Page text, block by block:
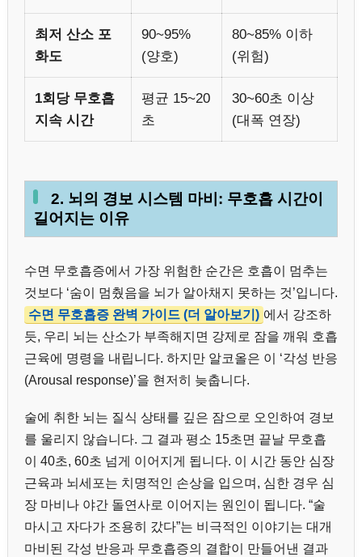
최저 산소 포
화도
90~95%
(양호)
80~85% 이하
(위험)
1회당 무호흡
지속 시간
평균 15~20
초
30~60초 이상
(대폭 연장)
2. 뇌의 경보 시스템 마비: 무호흡 시간이
길어지는 이유
수면 무호흡증에서 가장 위험한 순간은 호흡이 멈추는
것보다 ‘숨이 멈췄음을 뇌가 알아채지 못하는 것’입니다.
수면 무호흡증 완벽 가이드 (더 알아보기) 에서 강조하
듯, 우리 뇌는 산소가 부족해지면 강제로 잠을 깨워 호흡
근육에 명령을 내립니다. 하지만 알코올은 이 ‘각성 반응
(Arousal response)’을 현저히 늦춥니다.
술에 취한 뇌는 질식 상태를 깊은 잠으로 오인하여 경보
를 울리지 않습니다. 그 결과 평소 15초면 끝날 무호흡
이 40초, 60초 넘게 이어지게 됩니다. 이 시간 동안 심장
근육과 뇌세포는 치명적인 손상을 입으며, 심한 경우 심
장 마비나 야간 돌연사로 이어지는 원인이 됩니다. “술
마시고 자다가 조용히 갔다”는 비극적인 이야기는 대개
마비된 각성 반응과 무호흡증의 결합이 만들어낸 결과